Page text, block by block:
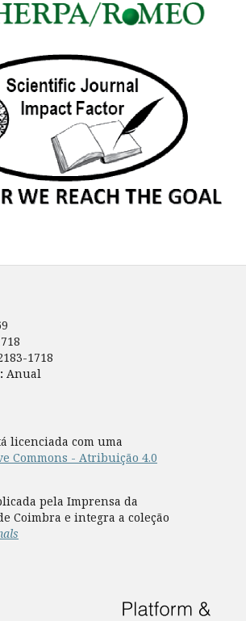
1718
Anual
licenciada com uma
Commons - Atribuição 4.0
pela Imprensa da
Coimbra e integra a coleção